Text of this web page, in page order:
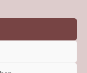
vorbehalten